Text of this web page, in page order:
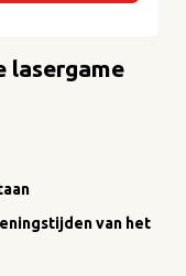
lasergame
van het